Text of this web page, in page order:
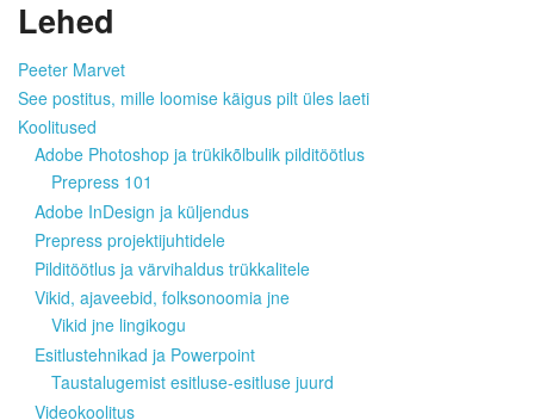
Lehed
Peeter Marvet
See postitus, mille loomise käigus pilt üles laeti
Koolitused
Adobe Photoshop ja trükikõlbulik pilditöötlus
Prepress 101
Adobe InDesign ja küljendus
Prepress projektijuhtidele
Pilditöötlus ja värvihaldus trükkalitele
Vikid, ajaveebid, folksonoomia jne
Vikid jne lingikogu
Esitlustehnikad ja Powerpoint
Taustalugemist esitluse-esitluse juurd
Videokoolitus